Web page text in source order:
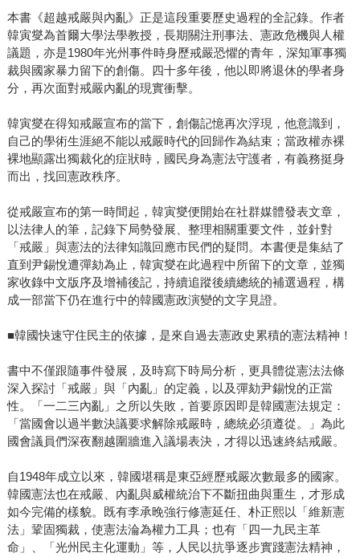
本書《超越戒嚴與內亂》正是這段重要歷史過程的全記錄。作者
韓寅燮為首爾大學法學教授，長期關注刑事法、憲政危機與人權
議題，亦是1980年光州事件時身歷戒嚴恐懼的青年，深知軍事獨
裁與國家暴力留下的創傷。四十多年後，他以即將退休的學者身
分，再次面對戒嚴內亂的現實衝擊。
韓寅燮在得知戒嚴宣布的當下，創傷記憶再次浮現，他意識到，
自己的學術生涯絕不能以戒嚴時代的回歸作為結束；當政權赤裸
裸地顯露出獨裁化的症狀時，國民身為憲法守護者，有義務挺身
而出，找回憲政秩序。
從戒嚴宣布的第一時間起，韓寅燮便開始在社群媒體發表文章，
以法律人的筆，記錄下局勢發展、整理相關重要文件，並針對
「戒嚴」與憲法的法律知識回應市民們的疑問。本書便是集結了
直到尹錫悅遭彈劾為止，韓寅燮在此過程中所留下的文章，並獨
家收錄中文版序及增補後記，持續追蹤後續總統的補選過程，構
成一部當下仍在進行中的韓國憲政演變的文字見證。
■韓國快速守住民主的依據，是來自過去憲政史累積的憲法精神！
書中不僅跟隨事件發展，及時寫下時局分析，更具體從憲法法條
深入探討「戒嚴」與「內亂」的定義，以及彈劾尹錫悅的正當
性。「一二三內亂」之所以失敗，首要原因即是韓國憲法規定：
「當國會以過半數決議要求解除戒嚴時，總統必須遵從。」為此
國會議員們深夜翻越圍牆進入議場表決，才得以迅速終結戒嚴。
自1948年成立以來，韓國堪稱是東亞經歷戒嚴次數最多的國家。
韓國憲法也在戒嚴、內亂與威權統治下不斷扭曲與重生，才形成
如今完備的樣貌。既有李承晚強行修憲延任、朴正熙以「維新憲
法」鞏固獨裁，使憲法淪為權力工具；也有「四一九民主革
命」、「光州民主化運動」等，人民以抗爭逐步實踐憲法精神，